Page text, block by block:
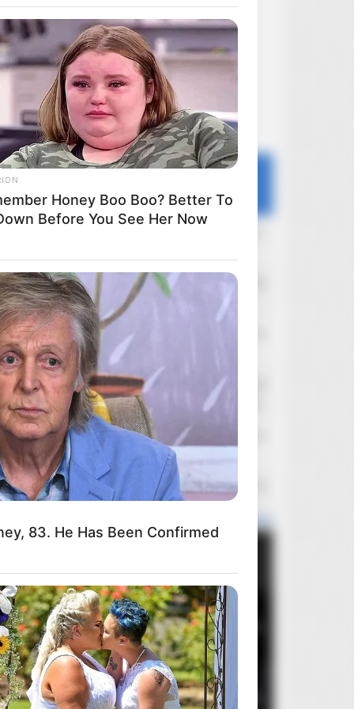
Ostatnie dyskusje
Forum Portal Filmoskop
sebas Dzisiaj o 10:58
Filmowcy, którzy odeszli
Wolfman
Małe co nieco od Wolfman
RylandGrace Wczoraj o 22:38
Diocletian Wczoraj o 20:46
Departament Sprzedaży
flubert Wczoraj o 19:43
Panasonic UB424 i AVI/XVID
Miesiąca Roku Ogółem
1 Brutalista
2 Mortal Kombat II
Honey Boo Boo? Better To
Before You See Her Now
83. He Has Been Confirmed